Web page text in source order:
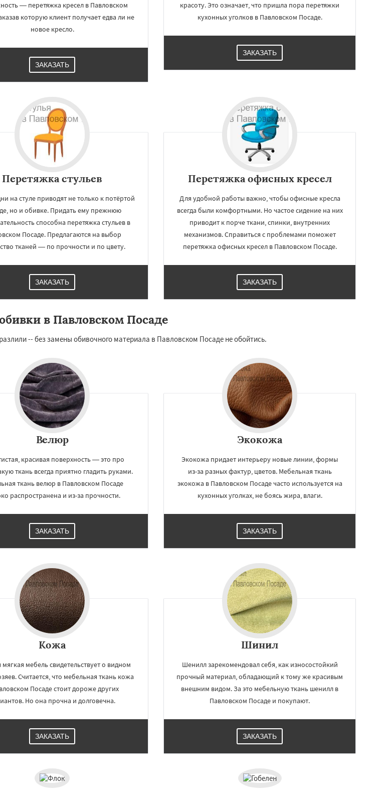
×
— перетяжка кресел в Павловском
которую клиент получает едва ли не
новое кресло.
ЗАКАЗАТЬ
красоту. Это означает, что пришла пора перетяжки
кухонных уголков в Павловском Посаде.
ЗАКАЗАТЬ
Перетяжка стульев
на стуле приводят не только к потёртой
но и обивке. Придать ему прежнюю
способна перетяжка стульев в
Посаде. Предлагаются на выбор
тканей — по прочности и по цвету.
ЗАКАЗАТЬ
Перетяжка офисных кресел
Для удобной работы важно, чтобы офисные кресла
всегда были комфортными. Но частое сидение на них
приводит к порче ткани, спинки, внутренних
механизмов. Справиться с проблемами поможет
перетяжка офисных кресел в Павловском Посаде.
ЗАКАЗАТЬ
в Павловском Посаде
-- без замены обивочного материала в Павловском Посаде не обойтись.
Велюр
красивая поверхность — это про
ткань всегда приятно гладить руками.
ткань велюр в Павловском Посаде
распространена и из-за прочности.
ЗАКАЗАТЬ
Экокожа
Экокожа придает интерьеру новые линии, формы
из-за разных фактур, цветов. Мебельная ткань
экокожа в Павловском Посаде часто используется на
кухонных уголках, не боясь жира, влаги.
ЗАКАЗАТЬ
Кожа
мебель свидетельствует о видном
Считается, что мебельная ткань кожа
Посаде стоит дороже других
Но она прочна и долговечна.
ЗАКАЗАТЬ
Шинил
Шенилл зарекомендовал себя, как износостойкий
прочный материал, обладающий к тому же красивым
внешним видом. За это мебельную ткань шенилл в
Павловском Посаде и покупают.
ЗАКАЗАТЬ
ПОДРОБНЕЕ ×